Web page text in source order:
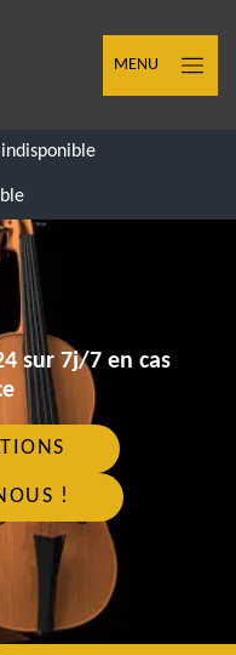
MENU
indisponible
sur 7j/7 en cas
!